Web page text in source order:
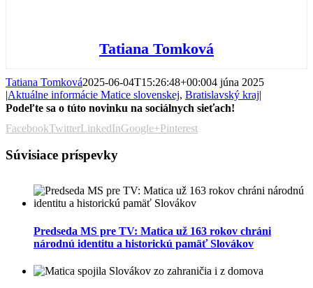
Tatiana Tomková
Tatiana Tomková2025-06-04T15:26:48+00:004 júna 2025
|Aktuálne informácie Matice slovenskej, Bratislavský kraj|
Podeľte sa o túto novinku na sociálnych sieťach!
FacebookTwitterLinkedInGoogle+Pinterest
Súvisiace príspevky
Predseda MS pre TV: Matica už 163 rokov chráni
národnú identitu a historickú pamäť Slovákov